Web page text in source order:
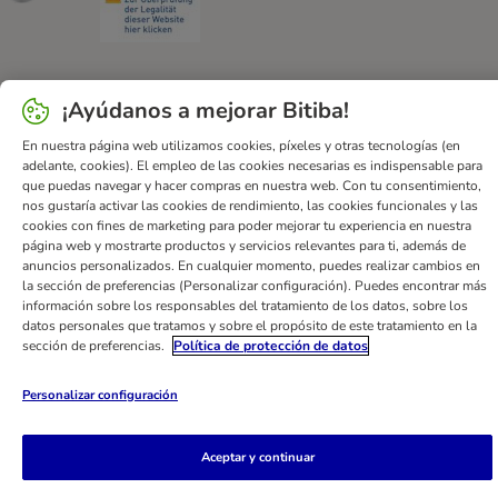
Ayuda Contacto Impreso DSA
Protección de datos
Condiciones comerciales generales
Declaración de accesibilidad
Newsletter
Gastos de envío y plazos de entrega
Formas de pago
Formulario de desistimiento
Programa de fidelización
App bitiba
Programa de afiliados
Gestión de residuos
bitiba GmbH 2026
¡Ayúdanos a mejorar Bitiba!
En nuestra página web utilizamos cookies, píxeles y otras tecnologías (en
adelante, cookies). El empleo de las cookies necesarias es indispensable para
que puedas navegar y hacer compras en nuestra web. Con tu consentimiento,
nos gustaría activar las cookies de rendimiento, las cookies funcionales y las
cookies con fines de marketing para poder mejorar tu experiencia en nuestra
página web y mostrarte productos y servicios relevantes para ti, además de
anuncios personalizados. En cualquier momento, puedes realizar cambios en
la sección de preferencias (Personalizar configuración). Puedes encontrar más
información sobre los responsables del tratamiento de los datos, sobre los
datos personales que tratamos y sobre el propósito de este tratamiento en la
sección de preferencias.
Política de protección de datos
Personalizar configuración
Aceptar y continuar